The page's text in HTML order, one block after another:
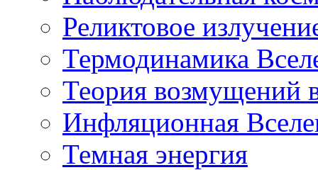
Реликтовое
Термодинамика
Теория возмущений
Инфляционная
Темная энергия